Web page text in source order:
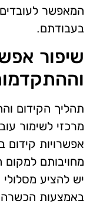
המאפשר
בעבודתם.
שיפור
תהליך הקידום
מרכזי לשימור
אפשרויות קידום
מחויבותם למקום
יש להציע
באמצעות